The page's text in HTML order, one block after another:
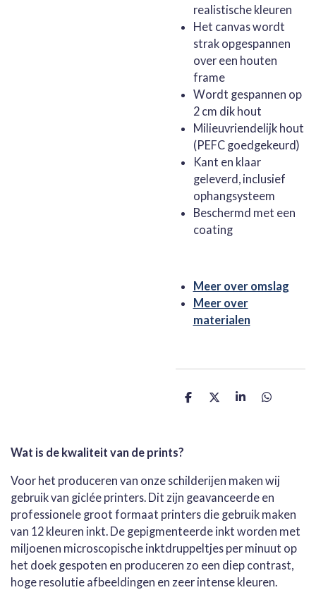
realistische kleuren
Het canvas wordt
strak opgespannen
over een houten
frame
Wordt gespannen op
2 cm dik hout
Milieuvriendelijk hout
(PEFC goedgekeurd)
Kant en klaar
geleverd, inclusief
ophangsysteem
Beschermd met een
coating
Meer over omslag
Meer over
materialen
D
D
S
D
Wat is de kwaliteit van de prints?
Voor het produceren van onze schilderijen maken wij
gebruik van giclée printers. Dit zijn geavanceerde en
professionele groot formaat printers die gebruik maken
van 12 kleuren inkt. De gepigmenteerde inkt worden met
miljoenen microscopische inktdruppeltjes per minuut op
het doek gespoten en produceren zo een diep contrast,
hoge resolutie afbeeldingen en zeer intense kleuren.